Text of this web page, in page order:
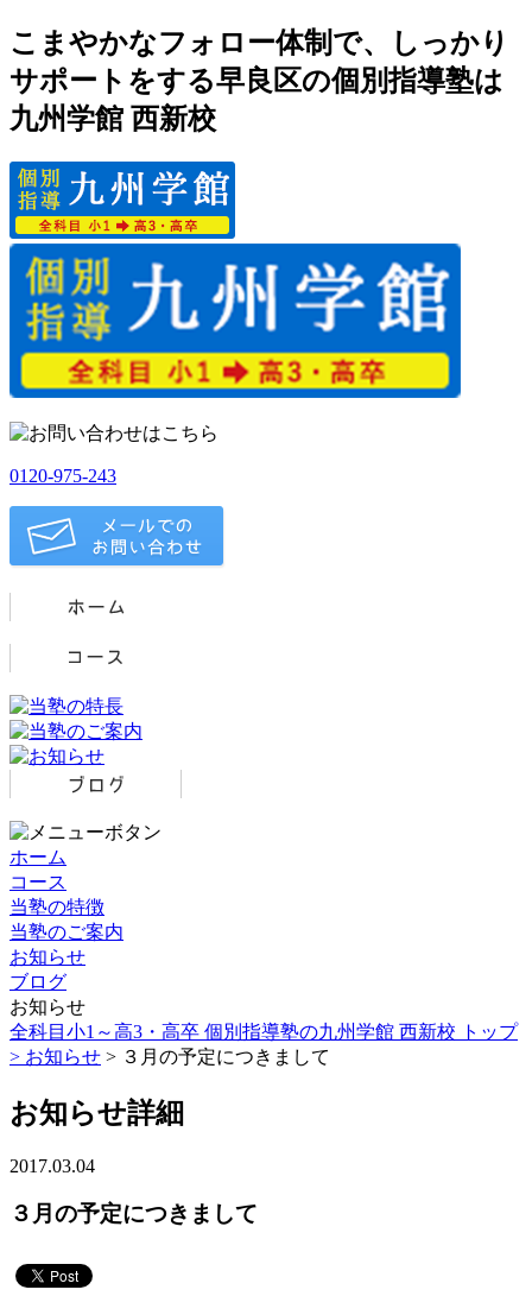
こまやかなフォロー体制で、しっかり
サポートをする早良区の個別指導塾は
九州学館 西新校
0120-975-243
ホーム
コース
当塾の特徴
当塾のご案内
お知らせ
ブログ
お知らせ
全科目小1～高3・高卒 個別指導塾の九州学館 西新校 トップ
> お知らせ > ３月の予定につきまして
お知らせ詳細
2017.03.04
３月の予定につきまして